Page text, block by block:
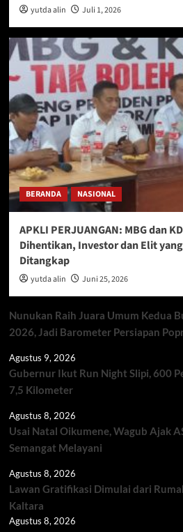
yutda alin Juli 1, 2026
BERANDA NASIONAL
APKLI PERJUANGAN: MBG dan
Dihentikan, Investor dan Elit
Ditangkap
yutda alin Juni 25, 2026
Nunukan Raih Juara Umum Kedua
2026, Jadi Barometer Persiapan
Agustus 9, 2026
Gubernur Ikut Run Night Slipi, 600
7,5 Kilometer
Agustus 8, 2026
Usai Natal Oikumene, Wagub Ajak
Semangat Melayani
Agustus 8, 2026
Lawan Gratifikasi Dimulai dari
Kaltara
Agustus 8, 2026